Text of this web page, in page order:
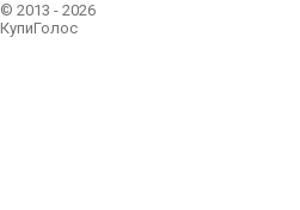
© 2013 - 2026
КупиГолос